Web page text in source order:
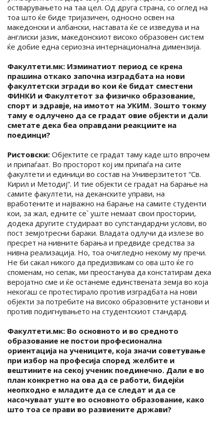
остварувањето на таа цел. Од друга страна, со оглед на
тоа што ќе биде тријазичен, односно освен на
македонски и албански, наставата ќе се изведува и на
англиски јазик, македонскиот високо образовен систем
ќе добие една сериозна интернационална димензија.
Факултети.мк: Изминатиот период се крена
прашина откако започна изградбата на нови
факултетски згради во кои ќе бидат сместени
ФИНКИ и Факултетот за физичко образование,
спорт и здравје, на имотот на УКИМ. Зошто токму
таму е одлучено да се градат овие објекти и дали
сметате дека беа оправдани реакциите на
поединци?
Ристовски: Објектите се градат таму каде што впрочем
и припаѓаат. Во просторот кој им припаѓа на сите
факултети и единици во состав на Универзитетот “Св.
Кирил и Методиј“. И тие објекти се градат на барање на
самите факултети, на деканските управи, на
вработените и најважно на барање на самите студенти
кои, за жал, едните се` уште немаат свои простории,
додека другите студираат во супстандардни услови, во
пост земјотресни бараки. Владата одлучи да излезе во
пресрет на нивните барања и предвиде средства за
нивна реализација. Но, тоа очигледно некому му пречи.
Не би сакал никого да предизвикам со ова што ќе го
споменам, но сепак, ми преостанува да констатирам дека
веројатно сме и ќе останеме единствената земја во која
некогаш се протестирало против изградбата на нови
објекти за потребите на високо образовните установи и
против подигнувањето на студентскиот стандард.
Факултети.мк: Во основното и во средното
образование не постои професионална
ориентација на учениците, која значи советување
при избор на професија според желбите и
вештините на секој ученик поединечно. Дали е во
план конкретно на ова да се работи, бидејќи
неопходно е младите да се следат и да се
насочуваат уште во основното образование, како
што тоа се прави во развиените држави?